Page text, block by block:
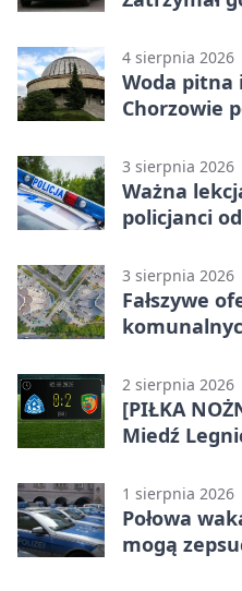
4 sierpnia 2026
Woda pitna
Chorzowie
3 sierpnia 2026
Ważna
policjanci
3 sierpnia 2026
Fałszywe
2 sierpnia 2026
[PIŁKA
Miedź
1 sierpnia 2026
Połowa
mogą